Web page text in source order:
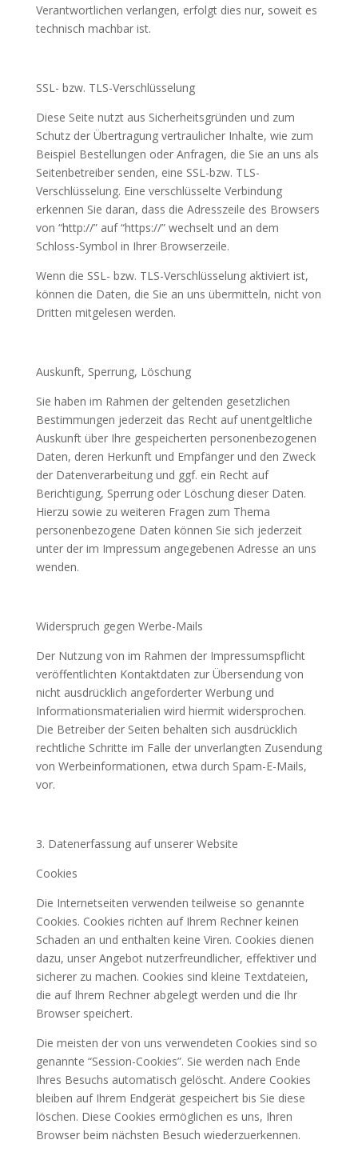
Verantwortlichen verlangen, erfolgt dies nur, soweit es
technisch machbar ist.
SSL- bzw. TLS-Verschlüsselung
Diese Seite nutzt aus Sicherheitsgründen und zum
Schutz der Übertragung vertraulicher Inhalte, wie zum
Beispiel Bestellungen oder Anfragen, die Sie an uns als
Seitenbetreiber senden, eine SSL-bzw. TLS-
Verschlüsselung. Eine verschlüsselte Verbindung
erkennen Sie daran, dass die Adresszeile des Browsers
von “http://” auf “https://” wechselt und an dem
Schloss-Symbol in Ihrer Browserzeile.
Wenn die SSL- bzw. TLS-Verschlüsselung aktiviert ist,
können die Daten, die Sie an uns übermitteln, nicht von
Dritten mitgelesen werden.
Auskunft, Sperrung, Löschung
Sie haben im Rahmen der geltenden gesetzlichen
Bestimmungen jederzeit das Recht auf unentgeltliche
Auskunft über Ihre gespeicherten personenbezogenen
Daten, deren Herkunft und Empfänger und den Zweck
der Datenverarbeitung und ggf. ein Recht auf
Berichtigung, Sperrung oder Löschung dieser Daten.
Hierzu sowie zu weiteren Fragen zum Thema
personenbezogene Daten können Sie sich jederzeit
unter der im Impressum angegebenen Adresse an uns
wenden.
Widerspruch gegen Werbe-Mails
Der Nutzung von im Rahmen der Impressumspflicht
veröffentlichten Kontaktdaten zur Übersendung von
nicht ausdrücklich angeforderter Werbung und
Informationsmaterialien wird hiermit widersprochen.
Die Betreiber der Seiten behalten sich ausdrücklich
rechtliche Schritte im Falle der unverlangten Zusendung
von Werbeinformationen, etwa durch Spam-E-Mails,
vor.
3. Datenerfassung auf unserer Website
Cookies
Die Internetseiten verwenden teilweise so genannte
Cookies. Cookies richten auf Ihrem Rechner keinen
Schaden an und enthalten keine Viren. Cookies dienen
dazu, unser Angebot nutzerfreundlicher, effektiver und
sicherer zu machen. Cookies sind kleine Textdateien,
die auf Ihrem Rechner abgelegt werden und die Ihr
Browser speichert.
Die meisten der von uns verwendeten Cookies sind so
genannte “Session-Cookies”. Sie werden nach Ende
Ihres Besuchs automatisch gelöscht. Andere Cookies
bleiben auf Ihrem Endgerät gespeichert bis Sie diese
löschen. Diese Cookies ermöglichen es uns, Ihren
Browser beim nächsten Besuch wiederzuerkennen.